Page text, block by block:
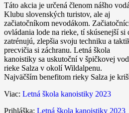
Táto akcia je určená členom nášho
Klubu slovenských turistov, ale aj
začiatočníkom nevodákom.
ovládania lode na rieke, tí skúsenejší si
zatrénujú, zlepšia svoju techniku a
precvičia si záchranu. Letná škola
kanoistiky sa uskutoční v špičkovej
rieke Salza v okolí Wildalpenu.
Najväčším benefitom rieky Salza je
Viac: Letná škola kanoistiky 2023
Prihláška: Letná škola kanoistiky